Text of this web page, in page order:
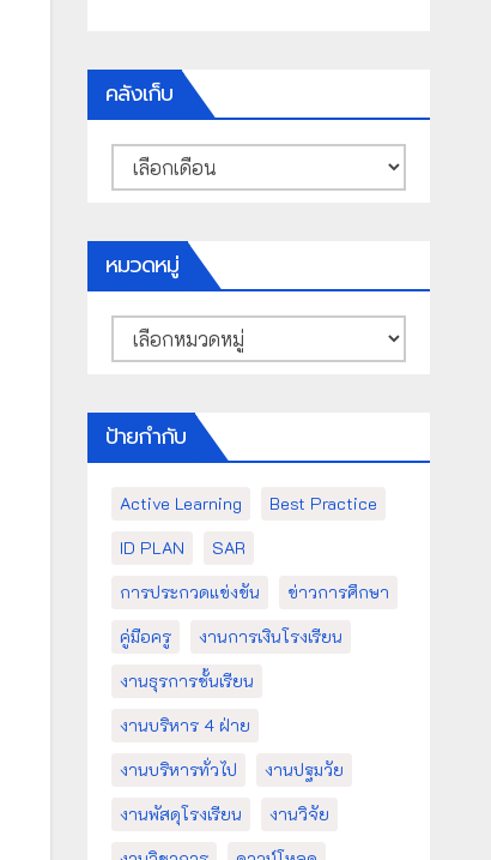
คลังเก็บ
คลัง
เก็บ
หมวดหมู่
หมวด
หมู่
ป้ายกำกับ
Active Learning
Best Practice
ID PLAN
SAR
การประกวดแข่งขัน
ข่าวการศึกษา
คู่มือครู
งานการเงินโรงเรียน
งานธุรการชั้นเรียน
งานบริหาร 4 ฝ่าย
งานบริหารทั่วไป
งานปฐมวัย
งานพัสดุโรงเรียน
งานวิจัย